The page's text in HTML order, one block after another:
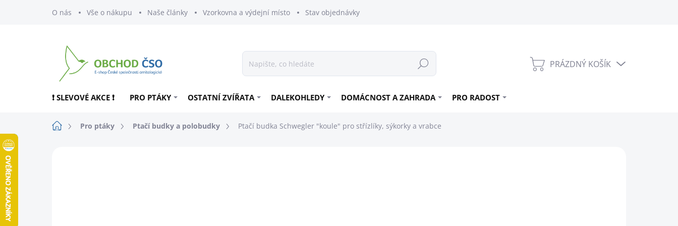
O nás Vše o nákupu Naše články Vzorkovna a výdejní místo Stav objednávky
Hledat NÁKUPNÍ
PRÁZDNÝ KOŠÍK
❗ SLEVOVÉ AKCE ❗ PRO PTÁKY OSTATNÍ ZVÍŘATA DALEKOHLEDY DOMÁCNOST A ZAHRADA PRO RADOST
DomůPro ptáky Ptačí budky a polobudky Ptačí budka Schwegler "koule" pro střízlíky, sýkorky a vrabce